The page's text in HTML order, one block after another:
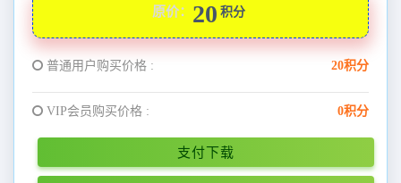
原价： 20 积分
普通用户购买价格 : 20积分
VIP会员购买价格 : 0积分
支付下载